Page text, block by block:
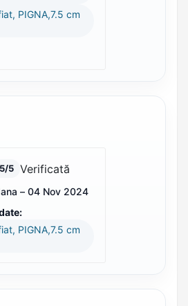
PIGNA,7.5 cm
5/5 Verificată
– 04 Nov 2024
PIGNA,7.5 cm